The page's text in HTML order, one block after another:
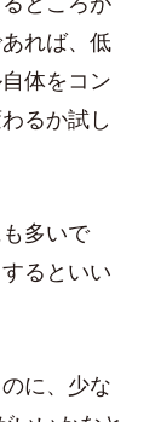
れば、低
体をコン
るか試し
多いで
るといい
に、少な